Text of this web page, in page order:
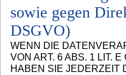
sowie gegen
DSGVO)
WENN DIE
VON ART. 6 ABS. 1 LIT.
HABEN SIE JEDERZEIT